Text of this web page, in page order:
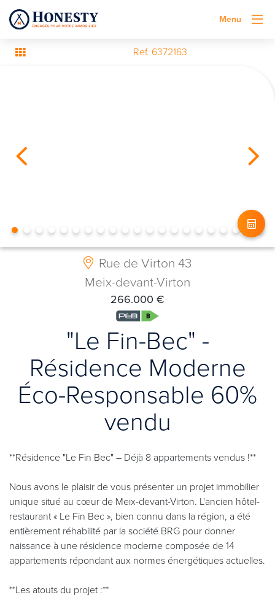
Menu
Ref. 6372163
Rue de Virton 43
Meix-devant-Virton
266.000 €
"Le Fin-Bec" -
Résidence Moderne
Éco-Responsable 60%
vendu
**Résidence "Le Fin Bec" – Déjà 8 appartements vendus !**
Nous avons le plaisir de vous présenter un projet immobilier
unique situé au cœur de Meix-devant-Virton. L'ancien hôtel-
restaurant « Le Fin Bec », bien connu dans la région, a été
entièrement réhabilité par la société BRG pour donner
naissance à une résidence moderne composée de 14
appartements répondant aux normes énergétiques actuelles.
**Les atouts du projet :**